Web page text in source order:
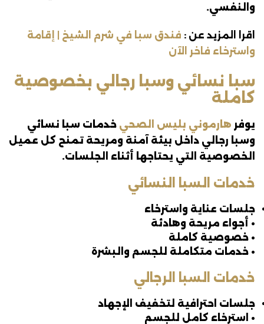
والنفسي.
اقرا المزيد عن : فندق سبا في شرم الشيخ | إقامة
واسترخاء فاخر الآن
سبا نسائي وسبا رجالي بخصوصية
كاملة
يوفر هارموني بليس الصحي خدمات سبا نسائي
وسبا رجالي داخل بيئة آمنة ومريحة تمنح كل عميل
الخصوصية التي يحتاجها أثناء الجلسات.
خدمات السبا النسائي
جلسات عناية واسترخاء
• أجواء مريحة وهادئة
• خصوصية كاملة
• خدمات متكاملة للجسم والبشرة
خدمات السبا الرجالي
جلسات احترافية لتخفيف الإجهاد
• استرخاء كامل للجسم